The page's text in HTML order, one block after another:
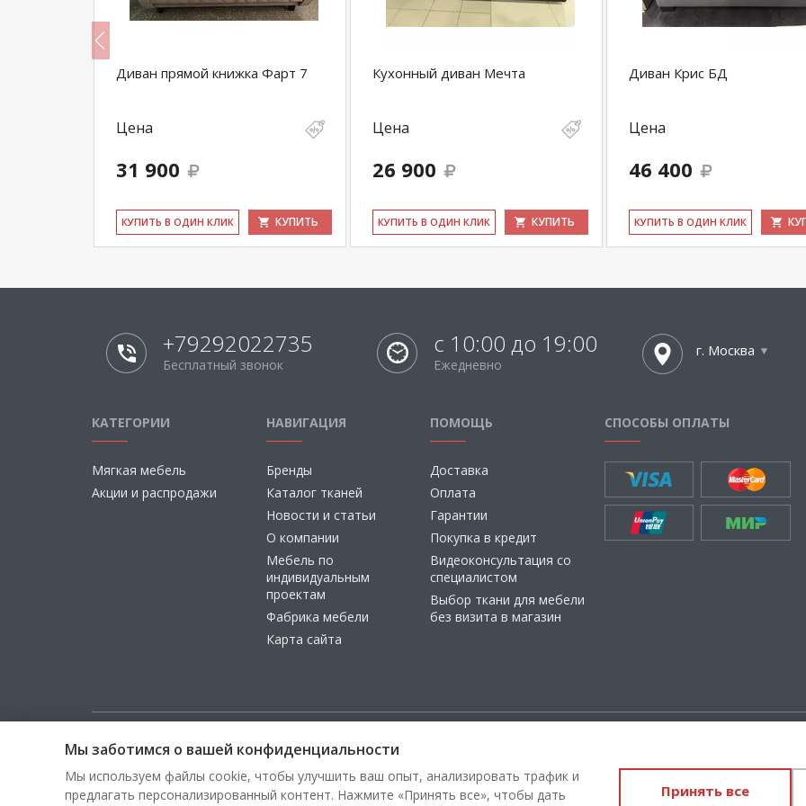
Диван прямой книжка Фарт 7
Цена
31 900
КУ­ПИТЬ В ОДИН КЛИК КУПИТЬ
Кухонный диван Мечта
Цена
26 900
КУ­ПИТЬ В ОДИН КЛИК КУПИТЬ
Диван Крис БД
Цена
46 400
КУ­ПИТЬ В ОДИН КЛИК
+79292022735
Бесплатный звонок
с 10:00 до 19:00
Ежедневно
г. Москва
КАТЕГОРИИ
Мягкая мебель
Акции и распродажи
НАВИГАЦИЯ
Бренды
Каталог тканей
Новости и статьи
О компании
Мебель по
индивидуальным
проектам
Фабрика мебели
Карта сайта
ПОМОЩЬ
Доставка
Оплата
Гарантии
Покупка в кредит
Видеоконсультация со
специалистом
Выбор ткани для мебели
без визита в магазин
СПОСОБЫ ОПЛАТЫ
Copyright © 2026, ООО «100 Диванов» — Все права защищены
Администрация Сайта не несет
материалы, их содержание,
Вы принимаете условияполитики
Мы заботимся о вашей конфиденциальности
Мы используем файлы cookie, чтобы улучшить ваш опыт, анализировать трафик и
предлагать персонализированный контент. Нажмите «Принять все», чтобы дать
Принять все